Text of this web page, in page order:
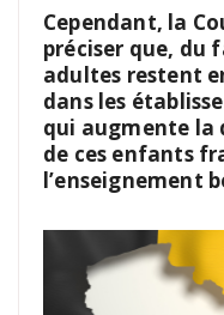
Cependant, la
préciser que, du
adultes restent
dans les
qui augmente la
de ces enfants
l’enseignement